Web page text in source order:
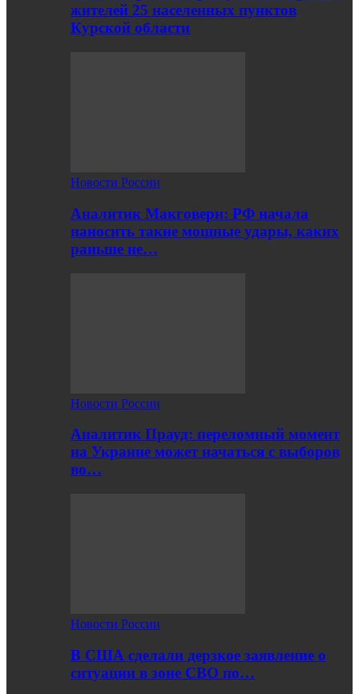
жителей 25 населенных пунктов
Курской области
Новости России
Аналитик Макговерн: РФ начала
наносить такие мощные удары, каких
раньше не…
Новости России
Аналитик Прауд: переломный момент
на Украине может начаться с выборов
во…
Новости России
В США сделали дерзкое заявление о
ситуации в зоне СВО по…